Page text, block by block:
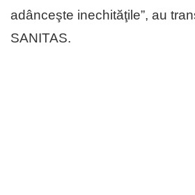
adânceşte inechităţile”, au
SANITAS.